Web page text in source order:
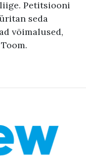
Petitsiooni
seda
võimalused,